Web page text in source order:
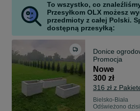
To wszystko, co
Przesyłkom OLX możesz
przedmioty z całej Polski.
dostępną przesyłką:
Donice
Promocja
Nowe
300 zł
316 zł z
Bielsko-Biała
Odświeżono